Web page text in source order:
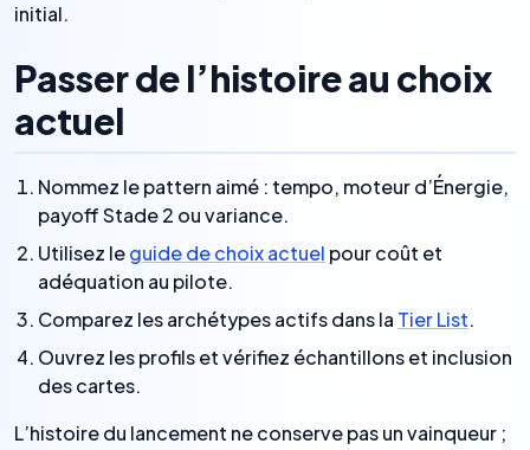
initial.
Passer de l’histoire au choix
actuel
Nommez le pattern aimé : tempo, moteur d’Énergie,
payoff Stade 2 ou variance.
Utilisez leguide de choix actuel pour coût et
adéquation au pilote.
Comparez les archétypes actifs dans la Tier List.
Ouvrez les profils et vérifiez échantillons et inclusion
des cartes.
L’histoire du lancement ne conserve pas un vainqueur ;